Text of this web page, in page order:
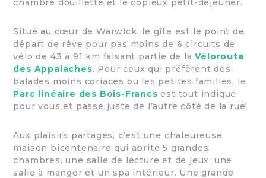
chambre douillette et le copieux petit-déjeuner.
Situé au cœur de Warwick, le gîte est le point de
départ de rêve pour pas moins de 6 circuits de
vélo de 43 à 91 km faisant partie de laVéloroute
des Appalaches. Pour ceux qui préfèrent des
balades moins coriaces ou les petites familles, le
Parc linéaire des Bois-Francs est tout indiqué
pour vous et passe juste de l’autre côté de la rue!
Aux plaisirs partagés, c’est une chaleureuse
maison bicentenaire qui abrite 5 grandes
chambres, une salle de lecture et de jeux, une
salle à manger et un spa intérieur. Une grande